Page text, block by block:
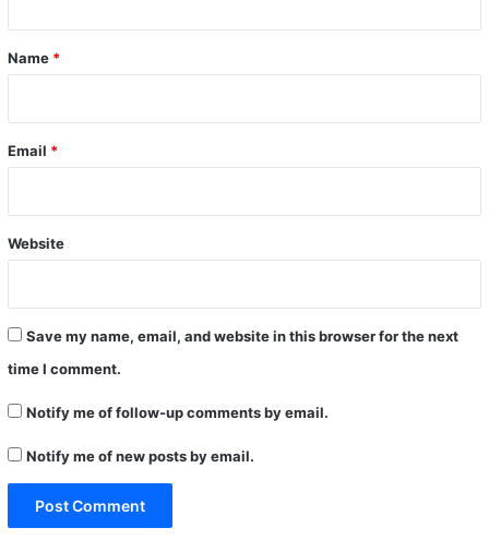
*
Name *
Email *
Website
Save my name, email, and website in this browser for the next
time I comment.
Notify me of follow-up comments by email.
Notify me of new posts by email.